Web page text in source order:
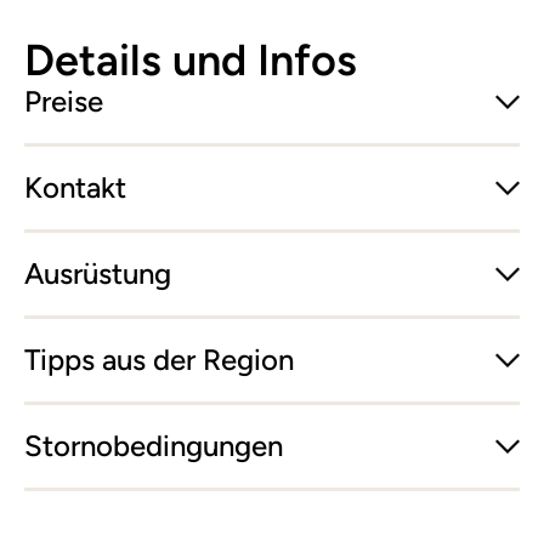
Details und Infos
Preise
Kontakt
Ausrüstung
Tipps aus der Region
Stornobedingungen